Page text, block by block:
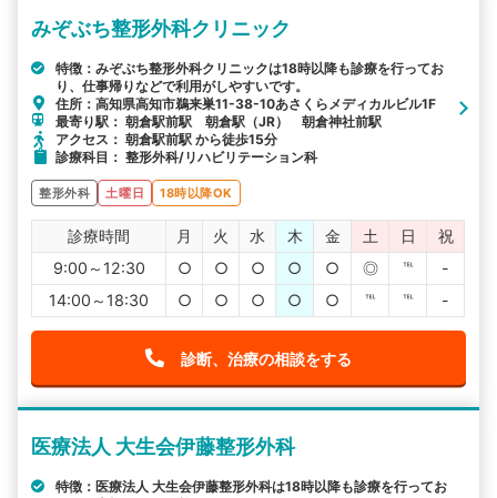
みぞぶち整形外科クリニック
特徴：みぞぶち整形外科クリニックは18時以降も診療を行ってお
り、仕事帰りなどで利用がしやすいです。
住所：高知県高知市鵜来巣11-38-10あさくらメディカルビル1F
最寄り駅： 朝倉駅前駅 朝倉駅（JR） 朝倉神社前駅
アクセス： 朝倉駅前駅 から徒歩15分
診療科目： 整形外科/リハビリテーション科
整形外科 土曜日 18時以降OK
診療時間 月 火 水 木 金 土 日
祝
9:00～12:30
○ ○ ○ ○ ○ ◎ ℡
-
14:00～18:30
○ ○ ○ ○ ○ ℡ ℡ -
診断、治療の相談をする
医療法人 大生会伊藤整形外科
特徴：医療法人 大生会伊藤整形外科は18時以降も診療を行ってお